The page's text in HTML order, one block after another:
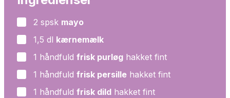
▢
2 spsk mayo
▢
1,5 dl kærnemælk
▢
1 håndfuld frisk purløg hakket fint
▢
1 håndfuld frisk persille hakket fint
▢
1 håndfuld frisk dild hakket fint